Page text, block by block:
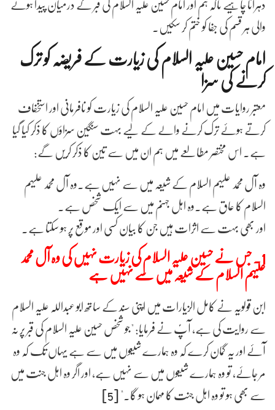
والی ہر قسم کی جفا کو ختم کر سکیں۔
امام حسین علیہ السلام کی زیارت کے فریضہ کو ترک
کرنے کی سزا
معتبر روایات میں امام حسین علیہ السلام کی زیارت کو نافرمانی اور استخفاف
کرتے ہوئے ترک کرنے والے کے لیے بہت سنگین سزاؤں کا ذکر کیا گیا
ہے۔ اس مختصر مطالعے میں ہم ان میں سے تین کا ذکر کریں گے:
وہ آل محمد علیہم السلام کے شیعہ میں سے نہیں ہے۔وہ آل محمد علیہم
السلام کا عاق ہے۔وہ اہل جہنم میں سے ایک شخص ہے۔
اور بھی بہت سے اثرات ہیں جن کا بیان کسی اور موقع پر ہو سکتا ہے۔
1. جس نے حسین علیہ السلام کی زیارت نہیں کی وہ آل محمد
علیہم السلام کے شیعہ میں سے نہیں ہے
ابن قولویہ نے کامل الزیارات میں اپنی سند کے ساتھ ابو عبداللہ علیہ السلام
سے روایت کی ہے، آپؑ نے فرمایا: "جو شخص حسین علیہ السلام کی قبر پر نہ
آئے اور یہ گمان کرے کہ وہ ہمارے شیعوں میں سے ہے یہاں تک کہ وہ
مر جائے، تو وہ ہمارے شیعوں میں سے نہیں ہے، اور اگر وہ اہل جنت میں
سے بھی ہو تو وہ اہل جنت کا مہمان ہو گا۔" [5]